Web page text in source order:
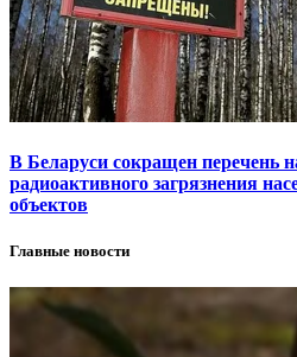
В Беларуси сокращен перечень
радиоактивного загрязнения
объектов
Главные новости